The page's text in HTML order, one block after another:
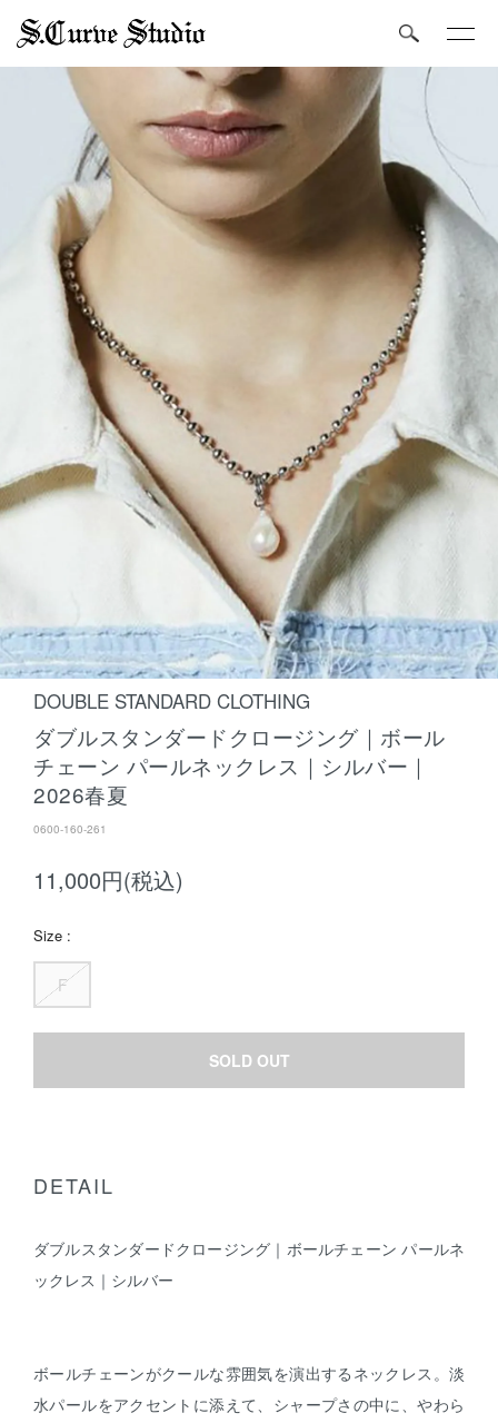
DOUBLE STANDARD CLOTHING
ダブルスタンダードクロージング｜ボール
チェーン パールネックレス｜シルバー｜
2026春夏
0600-160-261
11,000円(税込)
Size :
F
SOLD OUT
DETAIL
ダブルスタンダードクロージング｜ボールチェーン パールネ
ックレス｜シルバー
ボールチェーンがクールな雰囲気を演出するネックレス。淡
水パールをアクセントに添えて、シャープさの中に、やわら